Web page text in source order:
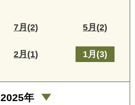
7月(2) 5月(2)
2月(1) 1月(3)
2025年